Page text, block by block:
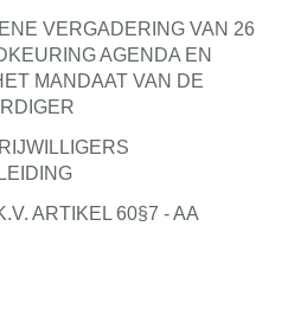
VERGADERING VAN 26
AGENDA EN
MANDAAT VAN DE
ARTIKEL 60§7 - AA